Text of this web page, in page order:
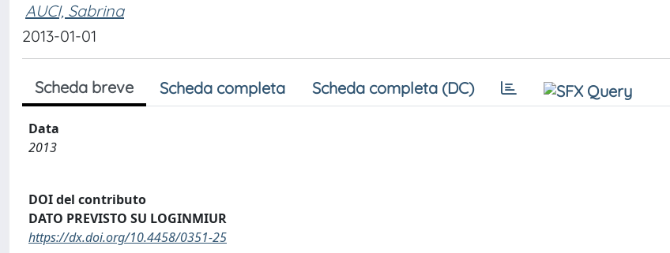
AUCI, Sabrina
2013-01-01
Scheda breve Scheda completa Scheda completa (DC)
Data
2013
DOI del contributo
DATO PREVISTO SU LOGINMIUR
https://dx.doi.org/10.4458/0351-25